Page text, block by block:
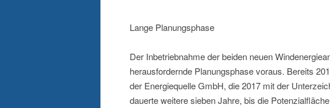
Lange Planungsphase
Der Inbetriebnahme der beiden neuen
herausfordernde Planungsphase voraus. Bereits
der Energiequelle GmbH, die 2017 mit der
dauerte weitere sieben Jahre, bis die